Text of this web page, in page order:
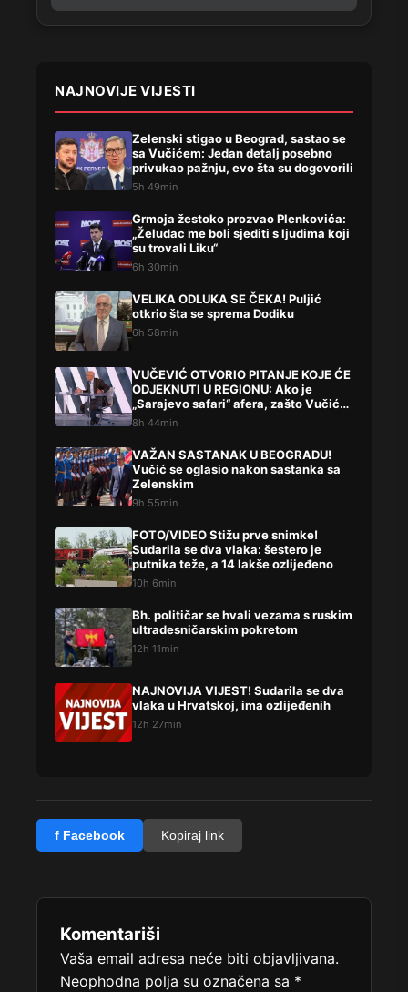
NAJNOVIJE VIJESTI
Zelenski stigao u Beograd, sastao se
sa Vučićem: Jedan detalj posebno
privukao pažnju, evo šta su dogovorili
5h 49min
Grmoja žestoko prozvao Plenkovića:
„Želudac me boli sjediti s ljudima koji
su trovali Liku“
6h 30min
VELIKA ODLUKA SE ČEKA! Puljić
otkrio šta se sprema Dodiku
6h 58min
VUČEVIĆ OTVORIO PITANJE KOJE ĆE
ODJEKNUTI U REGIONU: Ako je
„Sarajevo safari“ afera, zašto Vučića
niste procesuirali?!
8h 44min
VAŽAN SASTANAK U BEOGRADU!
Vučić se oglasio nakon sastanka sa
Zelenskim
9h 55min
FOTO/VIDEO Stižu prve snimke!
Sudarila se dva vlaka: šestero je
putnika teže, a 14 lakše ozlijeđeno
10h 6min
Bh. političar se hvali vezama s ruskim
ultradesničarskim pokretom
12h 11min
NAJNOVIJA VIJEST! Sudarila se dva
vlaka u Hrvatskoj, ima ozlijeđenih
12h 27min
f Facebook Kopiraj link
Komentariši
Vaša email adresa neće biti objavljivana.
Neophodna polja su označena sa *